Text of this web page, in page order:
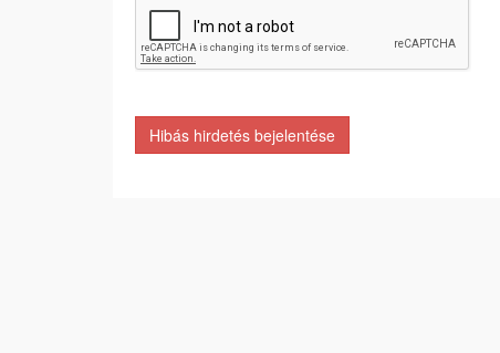
Hibás hirdetés bejelentése